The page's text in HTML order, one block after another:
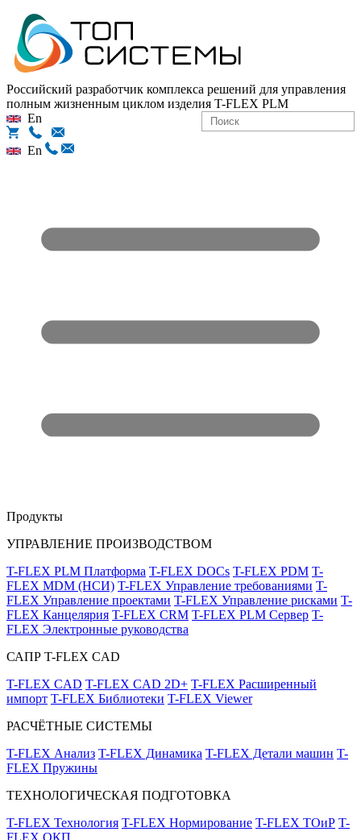
Российский разработчик комплекса решений для управления
полным жизненным циклом изделия T-FLEX PLM
En
En
Продукты
УПРАВЛЕНИЕ ПРОИЗВОДСТВОМ
T-FLEX PLM Платформа T-FLEX DOCs T-FLEX PDM T-
FLEX MDM (НСИ) T-FLEX Управление требованиями T-
FLEX Управление проектами T-FLEX Управление рисками T-
FLEX Канцелярия T-FLEX CRM T-FLEX PLM Сервер T-
FLEX Электронные руководства
САПР T-FLEX CAD
T-FLEX CAD T-FLEX CAD 2D+ T-FLEX Расширенный
импорт T-FLEX Библиотеки T-FLEX Viewer
РАСЧЁТНЫЕ СИСТЕМЫ
T-FLEX Анализ T-FLEX Динамика T-FLEX Детали машин T-
FLEX Пружины
ТЕХНОЛОГИЧЕСКАЯ ПОДГОТОВКА
T-FLEX Технология T-FLEX Нормирование T-FLEX ТОиР T-
FLEX ОКП